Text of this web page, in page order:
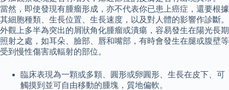
當然，即使發現有腫瘤形成，亦不代表你已患上癌症，還要根據
其細胞種類、生長位置、生長速度，以及對人體的影響作診斷。
外觀上多半為突出的屑狀角化腫瘤或潰瘍，容易發生在陽光長期
照射之處，如耳朵、臉部、唇和嘴部，有時會發生在腿或腹壁等
受到慢性傷害或輻射的部位。
臨床表現為一顆或多顆、圓形或卵圓形、生長在皮下、可
觸摸到並可自由移動的腫塊，質地偏軟。